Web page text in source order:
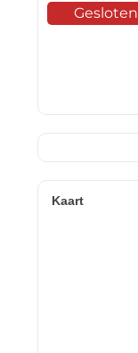
Gesloten
Kaart